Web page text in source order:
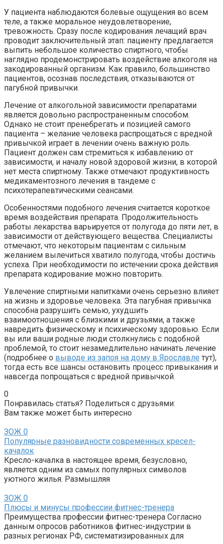
У пациента наблюдаются болевые ощущения во всем
теле, а также моральное неудовлетворение,
тревожность. Сразу после кодирования лечащий врач
проводит заключительный этап: пациенту предлагается
выпить небольшое количество спиртного, чтобы
наглядно продемонстрировать воздействие алкоголя на
закодированный организм. Как правило, большинство
пациентов, осознав последствия, отказываются от
пагубной привычки.
Лечение от алкогольной зависимости препаратами
является довольно распространенным способом.
Однако не стоит пренебрегать и позицией самого
пациента – желание человека распрощаться с вредной
привычкой играет в лечении очень важную роль.
Пациент должен сам стремиться к избавлению от
зависимости, и началу новой здоровой жизни, в которой
нет места спиртному. Также отмечают продуктивность
медикаментозного лечения в тандеме с
психотерапевтическими сеансами.
Особенностями подобного лечения считается короткое
время воздействия препарата. Продолжительность
работы лекарства варьируется от полугода до пяти лет, в
зависимости от действующего вещества. Специалисты
отмечают, что некоторым пациентам с сильным
желанием вылечиться хватило полугода, чтобы достичь
успеха. При необходимости по истечении срока действия
препарата кодирование можно повторить.
Увлечение спиртными напитками очень серьезно влияет
на жизнь и здоровье человека. Эта пагубная привычка
способна разрушить семью, ухудшить
взаимоотношения с близкими и друзьями, а также
навредить физическому и психическому здоровью. Если
вы или ваши родные люди столкнулись с подобной
проблемой, то стоит незамедлительно начинать лечение
(подробнее о выводе из запоя на дому в Ярославле тут),
тогда есть все шансы остановить процесс привыкания и
навсегда попрощаться с вредной привычкой.
0
Понравилась статья? Поделиться с друзьями:
Вам также может быть интересно
ЗОЖ 0
Популярные разновидности современных кресел-
качалок
Кресло-качалка в настоящее время, безусловно,
является одним из самых популярных символов
уютного жилья. Размышляя
ЗОЖ 0
Плюсы и минусы профессии фитнес-тренера
Преимущества профессии фитнес-тренера Согласно
данным опросов работников фитнес-индустрии в
разных регионах РФ, систематизированных для